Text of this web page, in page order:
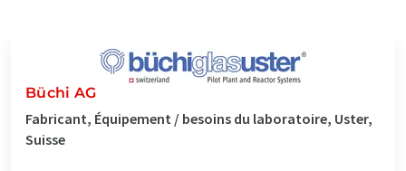
Büchi AG
Fabricant, Équipement / besoins du laboratoire, Uster,
Suisse